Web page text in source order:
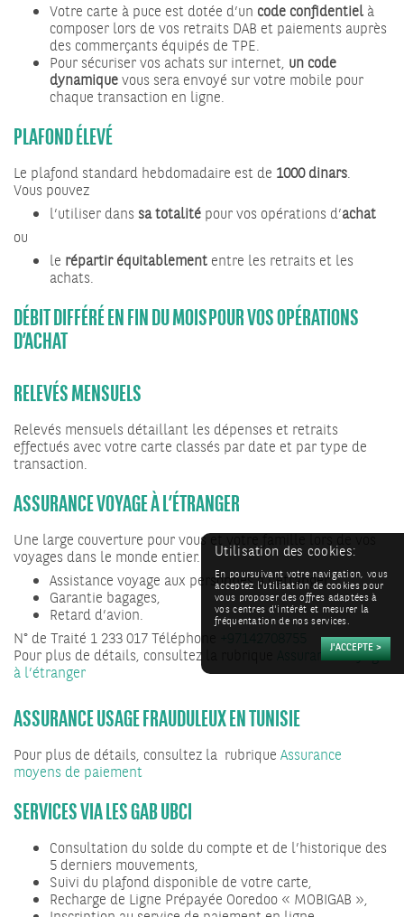
Votre carte à puce est dotée d’un code confidentiel à
composer lors de vos retraits DAB et paiements auprès
des commerçants équipés de TPE.
Pour sécuriser vos achats sur internet, un code
dynamiquevous sera envoyé sur votre mobile pour
chaque transaction en ligne.
PLAFOND ÉLEVÉ
Le plafond standard hebdomadaire est de 1000 dinars.
Vous pouvez
l’utiliser danssa totalité pour vos opérations d’achat
ou
le répartir équitablement entre les retraits et les
achats.
DÉBIT DIFFÉRÉ EN FIN DU MOIS POUR VOS OPÉRATIONS
D’ACHAT
RELEVÉS MENSUELS
Relevés mensuels détaillant les dépenses et retraits
effectués avec votre carte classés par date et par type de
transaction.
ASSURANCE VOYAGE À L’ÉTRANGER
Une large couverture pour vous et votre famille lors de vos
voyages dans le monde entier.
Assistance voyage aux personnes à l’étranger,
Garantie bagages,
Retard d’avion.
N° de Traité 1 233 017 Téléphone
Pour plus de détails, consultez la rubrique Assurance Voyage
à l’étranger
ASSURANCE USAGE FRAUDULEUX EN TUNISIE
Pour plus de détails, consultez la rubrique Assurance
moyens de paiement
SERVICES VIA LES GAB UBCI
Consultation du solde du compte et de l’historique des
5 derniers mouvements,
Suivi du plafond disponible de votre carte,
Recharge de Ligne Prépayée Ooredoo « MOBIGAB »,
Utilisation des cookies:
En poursuivant votre navigation, vous
acceptez l'utilisation de cookies pour
vous proposer des offres adaptées à
vos centres d'intérêt et mesurer la
fréquentation de nos services.